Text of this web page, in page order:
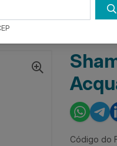
INFANTIL
Código do